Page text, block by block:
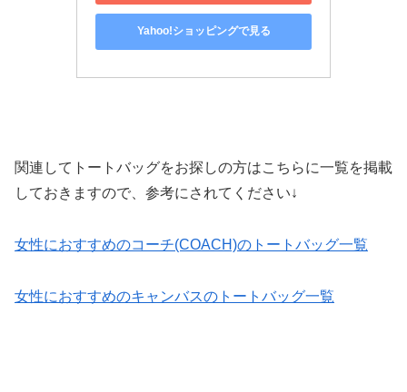
Yahoo!ショッピングで見る
関連してトートバッグをお探しの方はこちらに一覧を掲載
しておきますので、参考にされてください↓
女性におすすめのコーチ(COACH)のトートバッグ一覧
女性におすすめのキャンバスのトートバッグ一覧